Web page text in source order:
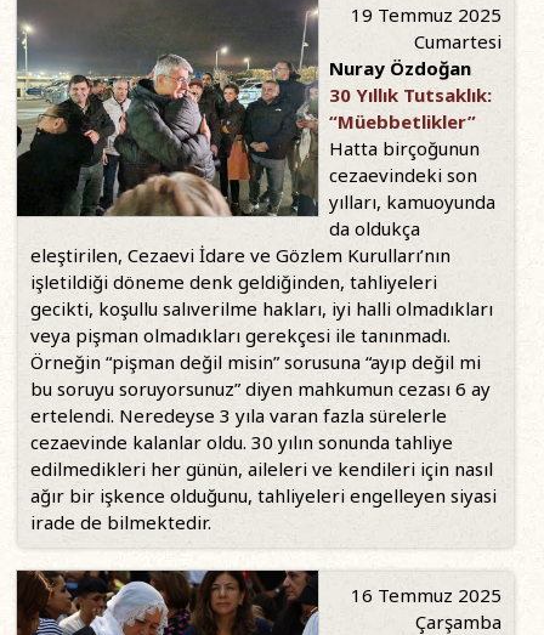
19 Temmuz 2025
Cumartesi
Nuray Özdoğan
30 Yıllık Tutsaklık:
“Müebbetlikler”
Hatta birçoğunun
cezaevindeki son
yılları, kamuoyunda
da oldukça
eleştirilen, Cezaevi İdare ve Gözlem Kurulları’nın
işletildiği döneme denk geldiğinden, tahliyeleri
gecikti, koşullu salıverilme hakları, iyi halli olmadıkları
veya pişman olmadıkları gerekçesi ile tanınmadı.
Örneğin “pişman değil misin” sorusuna “ayıp değil mi
bu soruyu soruyorsunuz” diyen mahkumun cezası 6 ay
ertelendi. Neredeyse 3 yıla varan fazla sürelerle
cezaevinde kalanlar oldu. 30 yılın sonunda tahliye
edilmedikleri her günün, aileleri ve kendileri için nasıl
ağır bir işkence olduğunu, tahliyeleri engelleyen siyasi
irade de bilmektedir.
16 Temmuz 2025
Çarşamba